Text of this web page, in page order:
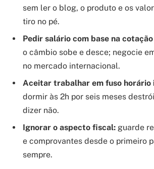
sem ler o blog, o produto e os
tiro no pé.
Pedir salário com base na
o câmbio sobe e desce; negocie
no mercado internacional.
Aceitar trabalhar em fuso horário
dormir às 2h por seis meses
dizer não.
Ignorar o aspecto fiscal: guarde
e comprovantes desde o primeiro
sempre.